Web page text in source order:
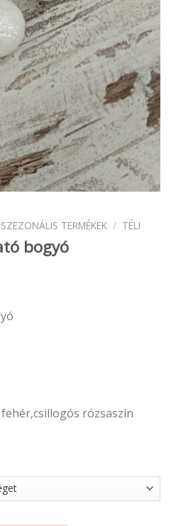
SZEZONÁLIS TERMÉKEK / TÉLI
bogyó
rózsaszín